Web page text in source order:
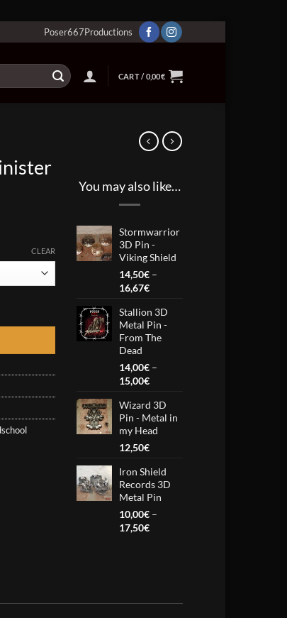
Poser667Productions
CART /0,00€
CLEAR
You may also like…
Stormwarrior
3D Pin -
Viking Shield
14,50€ –
16,67€Price
14,50€
through
16,67€
Stallion 3D
Metal Pin -
From The
Dead
14,00€ –
15,00€Price
14,00€
through
15,00€
Wizard 3D
Pin - Metal in
my Head
12,50€
Iron Shield
Records 3D
Metal Pin
10,00€ –
17,50€Price